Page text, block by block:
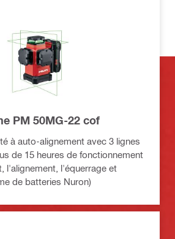
PM 50MG-22 cof
à auto-alignement avec 3 lignes
de 15 heures de fonctionnement
l'alignement, l'équerrage et
de batteries Nuron)